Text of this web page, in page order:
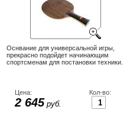
Оснвание для универсальной игры,
прекрасно подойдет начинающим
спортсменам для постановки техники.
Цена:
2 645 руб.
Кол-во: